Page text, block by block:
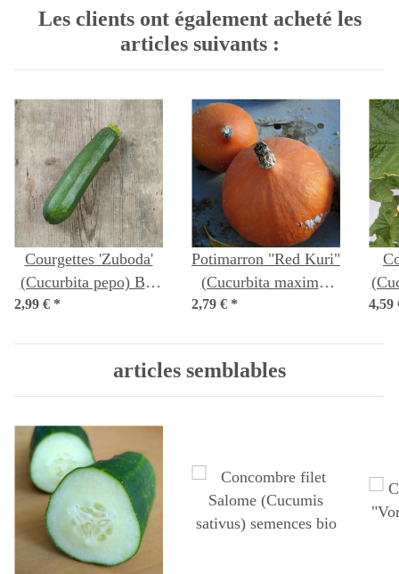
Les clients ont également acheté les
articles suivants :
Courgettes 'Zuboda'
(Cucurbita pepo) Bio
semences
2,99 € *
Potimarron "Red Kuri"
(Cucurbita maxima)
Bio semences
2,79 € * 4,59
articles semblables